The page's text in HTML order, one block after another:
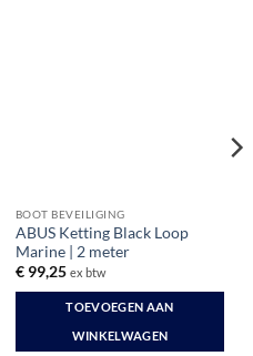
BOOT BEVEILIGING
ABUS Ketting Black Loop
Marine | 2 meter
€99,25 ex btw
TOEVOEGEN AAN
WINKELWAGEN